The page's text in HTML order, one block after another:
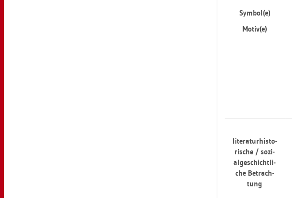
Sym­bol(e)
Motiv(e)
li­te­ra­tur­his­to­
ri­sche / so­zi­
al­ge­schicht­li­
che Be­trach­
tung